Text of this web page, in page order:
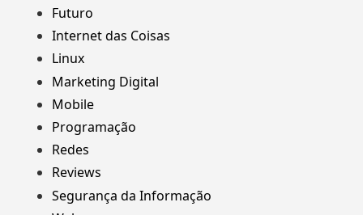
Futuro
Internet das Coisas
Linux
Marketing Digital
Mobile
Programação
Redes
Reviews
Segurança da Informação